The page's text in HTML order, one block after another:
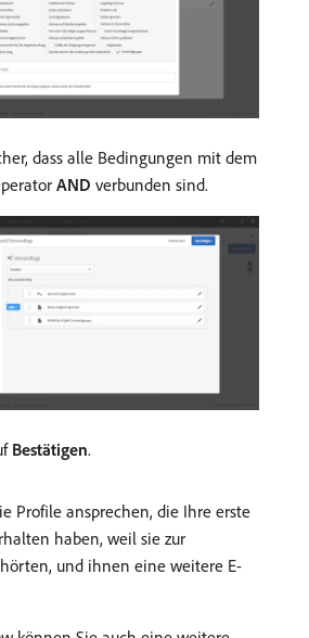
dass alle Bedingungen mit dem
AND verbunden sind.
Bestätigen.
Profile ansprechen, die Ihre erste
haben, weil sie zur
und ihnen eine weitere E-